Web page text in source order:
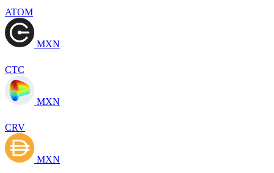
ATOM
MXN
CTC
MXN
CRV
MXN